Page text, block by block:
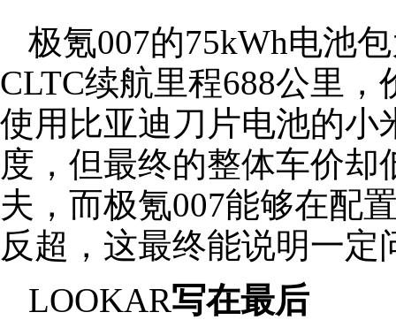
极氪007的75kWh电池
CLTC续航里程688公里，
使用比亚迪刀片电池的小
度，但最终的整体车价却
夫，而极氪007能够在配
反超，这最终能说明一定
LOOKAR写在最后